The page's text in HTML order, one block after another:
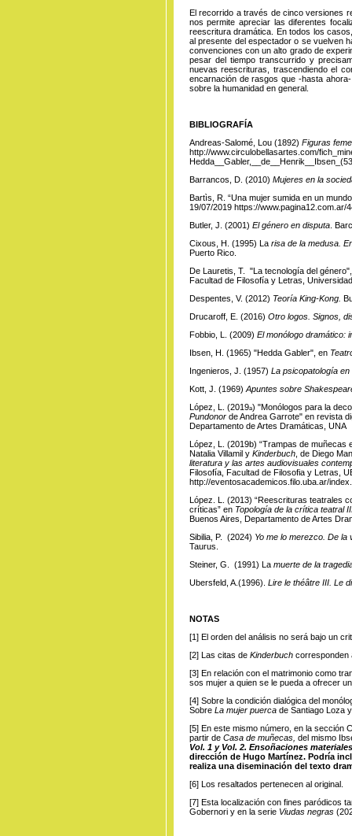
El recorrido a través de cinco versiones
nos permite apreciar las diferentes
reescritura dramática. En todos los
al presente del espectador o se vuelven
convenciones con un alto grado de
pesar del tiempo transcurrido y
nuevas reescrituras, trascendiendo el
encarnación de rasgos que -hasta
sobre la humanidad en general.
BIBLIOGRAFÍA
Andreas-Salomé, Lou (1892) Figuras
http://www.circulobellasartes.com/
Barrancos, D. (2010) Mujeres en la
Bartìs, R. “Una mujer sumida en un
19/07/2019 https://www.pagina12.com.ar/
Butler, J. (2001) El género en disputa.
Cixous, H. (1995) Larisa de la medusa.
Puerto Rico.
De Lauretis, T. "La tecnología del
Facultad de Filosofía y Letras,
Despentes, V. (2012) Teoría King-Kong.
Drucaroff, E. (2016) Otro logos. Signos,
Fobbio, L. (2009) El monólogo dramático:
Ibsen, H. (1965) "Hedda Gabler", en
Ingenieros, J. (1957) La psicopatología
Kott, J. (1969) Apuntes sobre
López, L. (2019ₐ) "Monólogos para la
Pundonor de Andrea Garrote" en revista
Departamento de Artes Dramáticas, UNA
López, L. (2019b) “Trampas de
Natalia Villamil y Kinderbuch, de Diego
literatura y las artes audiovisuales
Filosofía, Facultad de Filosofia y Letras,
http://eventosacademicos.filo.uba.ar/
López. L. (2013) “Reescrituras teatrales
críticas” en Topología de la crítica teatral
Buenos Aires, Departamento de Artes
Sibilia, P. (2024) Yo me lo merezco. De
Taurus.
Steiner, G. (1991) Lamuerte de la
Ubersfeld, A.(1996). Lire le théâtre III. Le
NOTAS
[1] El ordendel análisis no será bajo un
[2] Las citas de Kinderbuch corresponden
[3] En relacióncon el matrimonio como
sos mujer a quien se le pueda a ofrecer
[4] Sobrela condición dialógica del
Sobre La mujer puercade Santiago Loza
[5] En estemismo número, en la sección
partir de Casa de muñecas, del mismo
Vol. 1 y Vol. 2. Ensoñaciones
dirección de Hugo Martínez. Podría
realiza una diseminación del texto
[6] Los resaltados pertenecen al original.
[7] Esta localizacióncon fines paródicos
Gobernori y en la serie Viudas negras